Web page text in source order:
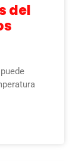
del